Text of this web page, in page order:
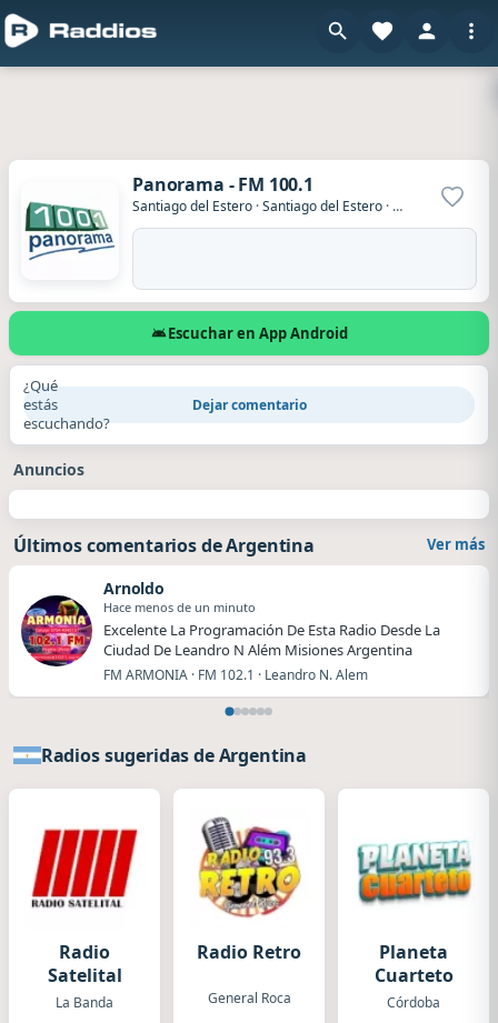
Panorama - FM 100.1
Santiago del Estero ·Santiago del Estero · Argentina
Escuchar en App Android
¿Qué
estás
escuchando?
Dejar comentario
Anuncios
Últimos comentarios de Argentina Ver más
Arnoldo
Hace menos de un minuto
Excelente La Programación De Esta Radio Desde La
Ciudad De Leandro N Além Misiones Argentina
FM ARMONIA · FM 102.1 · Leandro N. Alem
Radios sugeridas de Argentina
Radio
Satelital
La Banda
Radio Retro
General Roca
Planeta
Cuarteto
Córdoba